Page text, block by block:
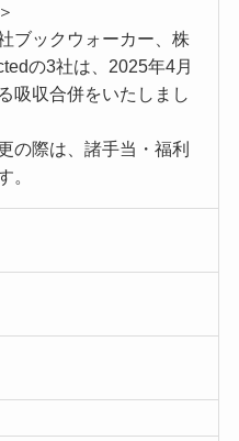
ブックウォーカー、株
の3社は、2025年4月
吸収合併をいたしまし
の際は、諸手当・福利
。